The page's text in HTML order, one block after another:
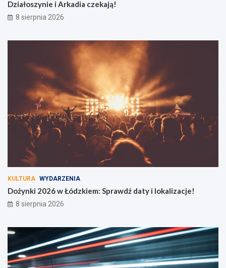
Działoszynie i Arkadia czekają!
8 sierpnia 2026
KULTURA WYDARZENIA
Dożynki 2026 w Łódzkiem: Sprawdź daty i lokalizacje!
8 sierpnia 2026